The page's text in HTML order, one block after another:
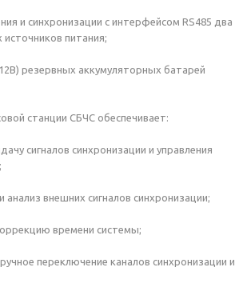
и синхронизации с интерфейсом RS485 два
питания;
резервных аккумуляторных батарей
станции СБЧС обеспечивает:
сигналов синхронизации и управления
анализ внешних сигналов синхронизации;
времени системы;
переключение каналов синхронизации и